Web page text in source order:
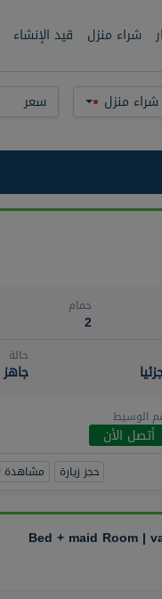
شراء منزل قيد الإنشاء
شراء منزل سعر
حمام
2
حالة
جاهز
الوسيط
أتصل الأن
حجز زيارة مشاهدة 360